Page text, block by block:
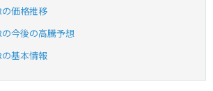
価格推移
今後の高騰予想
基本情報